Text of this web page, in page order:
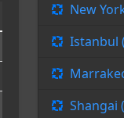
New
Istanbul
Shangai